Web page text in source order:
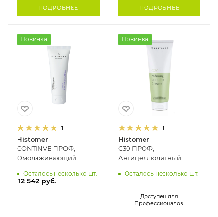
ПОДРОБНЕЕ ПОДРОБНЕЕ
Новинка
1
Histomer
CONTINVE ПРОФ,
Омолаживающий
пептидами и
экзосомами HISTOMER,
Осталось несколько шт.
12 542 руб.
Новинка
1
Histomer
C30 ПРОФ,
Антицеллюлитный
HISTOMER, 250 мл
Осталось несколько шт.
Доступен для
Профессионалов.